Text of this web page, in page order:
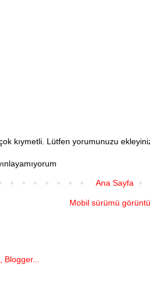
kıymetli. Lütfen yorumunuzu
Ana Sayfa
Mobil sürümü